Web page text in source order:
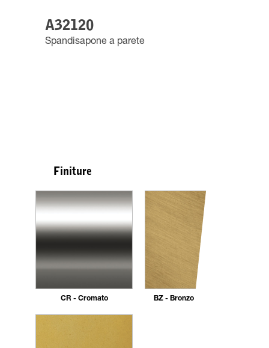
A32120
Spandisapone a parete
Finiture
CR - Cromato BZ - Bronzo Spazzolato